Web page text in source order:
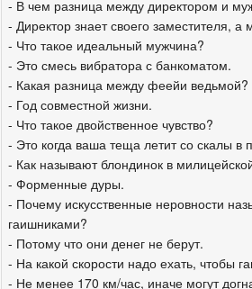
- В чем разница между директором и
- Директор знает своего заместителя, а
- Что такое идеальный мужчина?
- Это смесь вибратора с банкоматом.
- Какая разница между феейи ведьмой?
- Год совместной жизни.
- Что такое двойственное чувство?
- Это когда ваша теща летит со скалы
- Как называют блондинок в
- Форменные дуры.
- Почему искусственные неровности
гаишниками?
- Потому что они денег не берут.
- На какой скорости надо ехать, чтобы
- Не менее 170 км/час, иначе могут